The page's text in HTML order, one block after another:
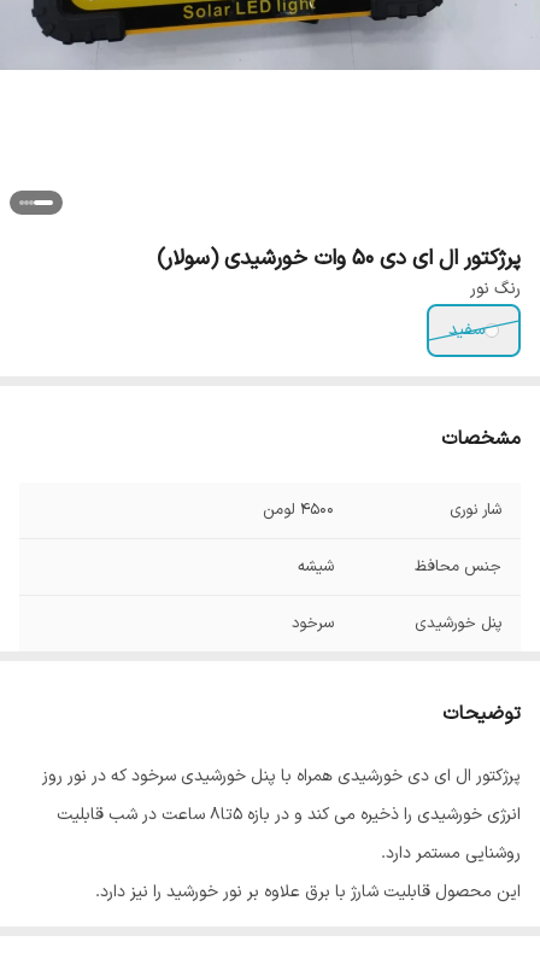
پرژکتور ال ای دی 50 وات خورشیدی (سولار)
رنگ نور
سفید
مشخصات
شار نوری 4500 لومن
جنس محافظ شیشه
پنل خورشیدی سرخود
توضیحات
پرژکتور ال ای دی خورشیدی همراه با پنل خورشیدی سرخود که در نور روز
انرژی خورشیدی را ذخیره می کند و در بازه ۵تا۸ ساعت در شب قابلیت
روشنایی مستمر دارد.
این محصول قابلیت شارژ با برق علاوه بر نور خورشید را نیز دارد.